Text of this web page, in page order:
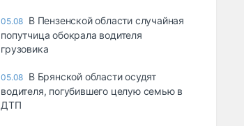
05.08 В Пензенской области случайная
попутчица обокрала водителя
грузовика
05.08 В Брянской области осудят
водителя, погубившего целую семью в
ДТП